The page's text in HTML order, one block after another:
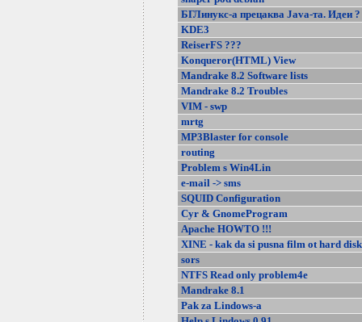
БГЛинукс-а прецаква Java-та. Идеи ?
KDE3
ReiserFS ???
Konqueror(HTML) View
Mandrake 8.2 Software lists
Mandrake 8.2 Troubles
VIM - swp
mrtg
MP3Blaster for console
routing
Problem s Win4Lin
e-mail -> sms
SQUID Configuration
Cyr & GnomeProgram
Apache HOWTO !!!
XINE - kak da si pusna film ot hard
sors
NTFS Read only problem4e
Mandrake 8.1
Pak za Lindows-a